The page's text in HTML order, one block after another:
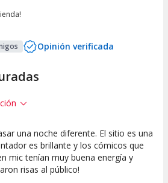
Opinión verificada
10
en
7.5
Interpretación
artística
una noche diferente. El sitio es una
es brillante y los cómicos que
mic tenían muy buena energía y
risas al público!